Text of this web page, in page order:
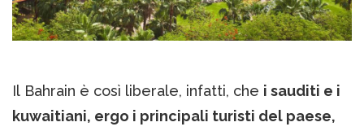
Il Bahrain è così liberale, infatti, che i sauditi e i
kuwaitiani, ergo i principali turisti del paese,